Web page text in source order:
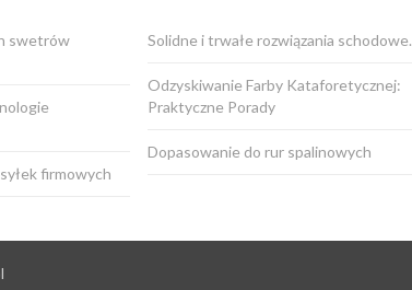
Solidne i trwałe rozwiązania schodowe.
swetrów
Odzyskiwanie Farby Kataforetycznej:
Praktyczne Porady
Dopasowanie do rur spalinowych
firmowych